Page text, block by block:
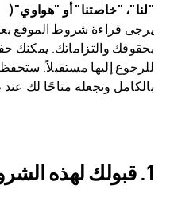
"لنا"، "خاصتنا" أو "هواوي"(
يرجى قراءة شروط الموقع
بحقوقك والتزاماتك. يمكنك
للرجوع إليها مستقبلاً.
بالكامل وتجعله متاحًا لك
قبولك لهذه